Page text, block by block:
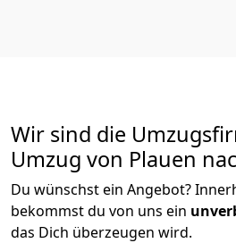
Wir sind die
Umzug von Plauen
Du wünschst ein Angebot?
bekommst du von uns ein
das Dich überzeugen wird.